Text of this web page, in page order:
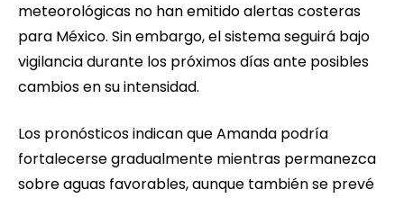
meteorológicas no han emitido alertas costeras
para México. Sin embargo, el sistema seguirá bajo
vigilancia durante los próximos días ante posibles
cambios en su intensidad.
Los pronósticos indican que Amanda podría
fortalecerse gradualmente mientras permanezca
sobre aguas favorables, aunque también se prevé